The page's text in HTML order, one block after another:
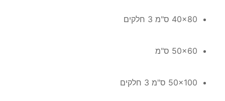
40x80 ס"מ 3 חלקים
50x60 ס"מ
50x100 ס"מ 3 חלקים